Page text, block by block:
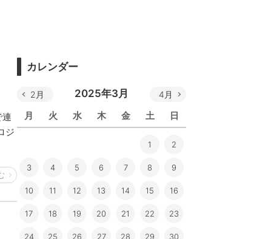
ジ
カレンダー
2025年3月
月 火 水 木 金 土 日
2月 4月
1 2
3 4 5 6 7 8 9
10 11 12 13 14 15 16
17 18 19 20 21 22 23
24 25 26 27 28 29 30